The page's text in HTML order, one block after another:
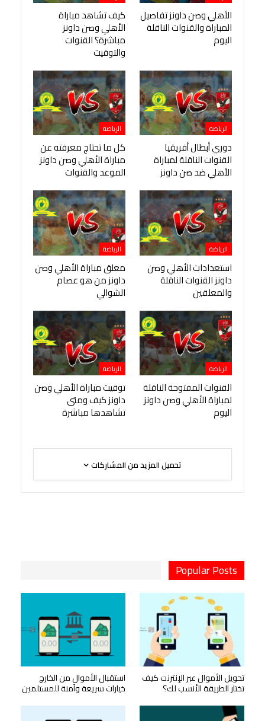
الأهلي وصن داونز تفاصيل
المباراة والقنوات الناقلة
اليوم
كيف تشاهد مباراة
الأهلي وصن داونز
مباشرة؟ القنوات
والتوقيت
الرياضة
دوري أبطال أفريقيا
القنوات الناقلة لمباراة
الأهلي ضد صن داونز
الرياضة
كل ما تحتاج معرفته عن
مباراة الأهلي وصن داونز
الموعد والقنوات
الرياضة
استعدادات الأهلي وصن
داونز القنوات الناقلة
والمعلقين
الرياضة
معلق مباراة الأهلي وصن
داونز من هو عصام
الشوالي
الرياضة
القنوات المفتوحة الناقلة
لمباراة الأهلي وصن داونز
اليوم
الرياضة
توقيت مباراة الأهلي وصن
داونز كيف ومتى
تشاهدها مباشرة
تحميل المزيد من المشاركات
Popular Posts
تحويل الأموال عبر الإنترنت كيف
تختار الطريقة الأنسب لك؟
استقبال الأموال من الخارج
خيارات سريعة وآمنة للمستلمين